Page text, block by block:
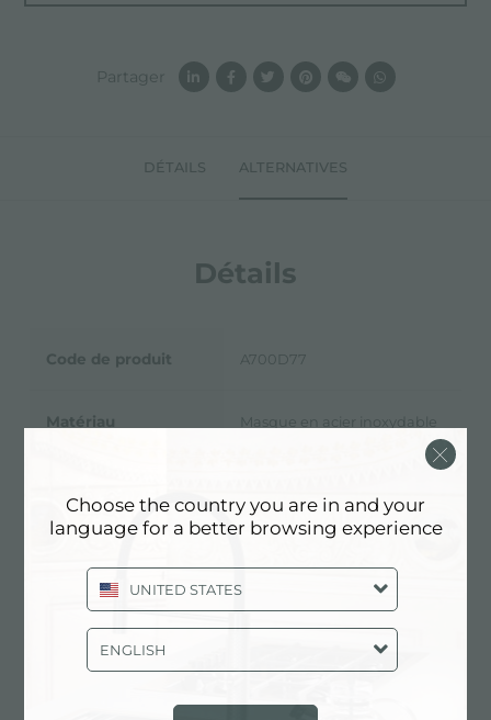
DÉTAILS ALTERNATIVES
Détails
Code de produit A700D77
Matériau Masque en acier inoxydable
complète
mm
Type d'accessoire Accessoires hottes
Partager
Choose the country you are in and your
language for a better browsing experience
UNITED STATES
ENGLISH